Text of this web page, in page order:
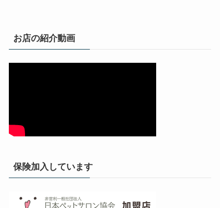
お店の紹介動画
保険加入しています